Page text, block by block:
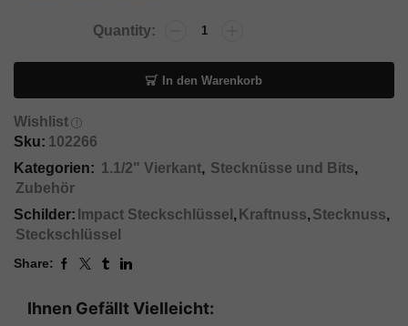
In den Warenkorb
Wishlist
Sku: 102266
Kategorien: 1.1/2" Vierkant, Stecknüsse und Bits,
Zubehör
Schilder: Impact Steckschlüssel , Kraftnuss,Stecknuss,
Steckschlüssel
Share:
Ihnen Gefällt Vielleicht: